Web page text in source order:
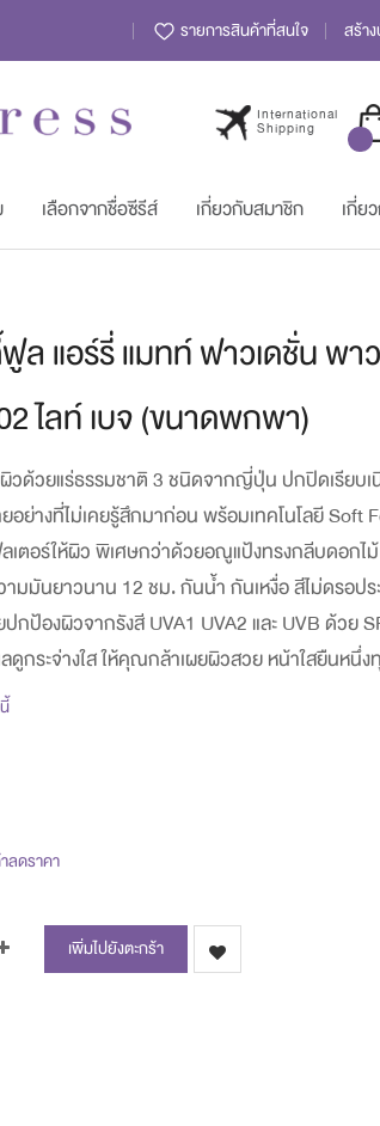
รายการสินค้าที่สนใจ สร้า
International
Shipping
เลือกจากชื่อซีรีส์ เกี่ยวกับสมาชิก เกี่ย
แอร์รี่ แมทท์ ฟาวเดชั่น พา
ไลท์ เบจ (ขนาดพกพา)
วด้วยแร่ธรรมชาติ 3 ชนิดจากญี่ปุ่น ปกปิดเรียบเ
ย่างที่ไม่เคยรู้สึกมาก่อน พร้อมเทคโนโลยี Soft
เตอร์ให้ผิว พิเศษกว่าด้วยอณูแป้งทรงกลีบดอก
มมันยาวนาน 12 ชม. กันน้ำ กันเหงื่อ สีไม่ดรอปร
กป้องผิวจากรังสี UVA1 UVA2 และ UVB ด้วย
ดูกระจ่างใส ให้คุณกล้าเผยผิวสวย หน้าใสยืนหนึ่
ลดราคา
เพิ่มไปยังตะกร้า